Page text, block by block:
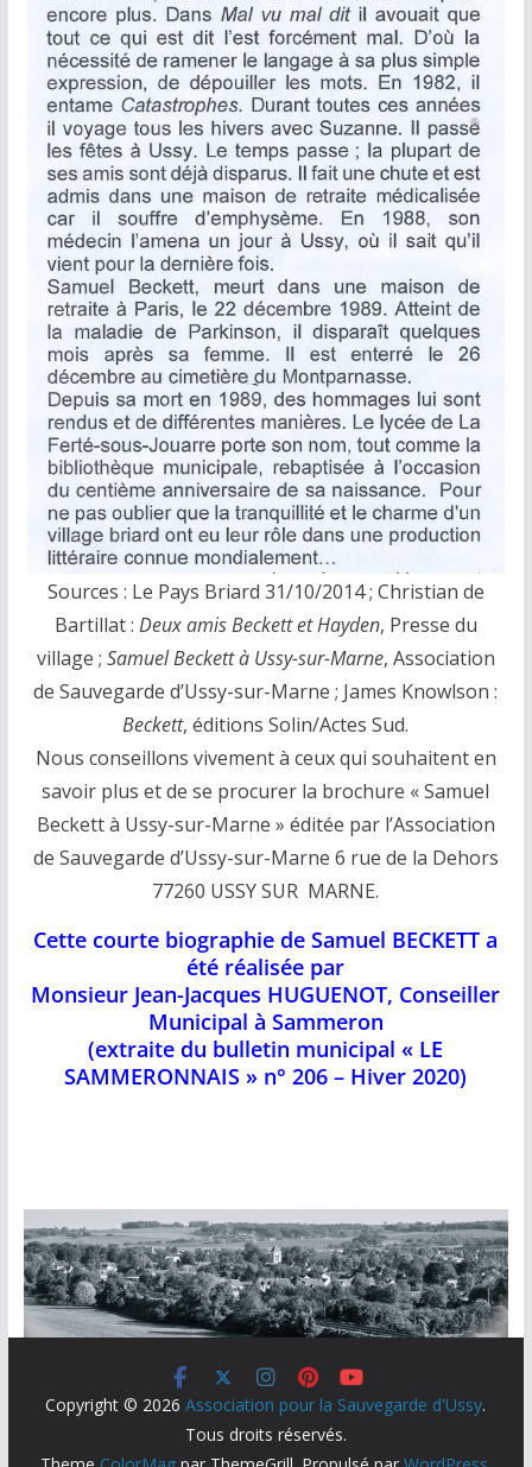
Sources : Le Pays Briard 31/10/2014 ; Christian de
Bartillat : Deux amis Beckett et Hayden, Presse du
village ; Samuel Beckett à Ussy-sur-Marne, Association
de Sauvegarde d’Ussy-sur-Marne ; James Knowlson :
Beckett, éditions Solin/Actes Sud.
Nous conseillons vivement à ceux qui souhaitent en
savoir plus et de se procurer la brochure « Samuel
Beckett à Ussy-sur-Marne » éditée par l’Association
de Sauvegarde d’Ussy-sur-Marne 6 rue de la Dehors
77260 USSY SUR MARNE.
Cette courte biographie de Samuel BECKETT a
été réalisée par
Monsieur Jean-Jacques HUGUENOT, Conseiller
Municipal à Sammeron
(extraite du bulletin municipal « LE
SAMMERONNAIS » n° 206 – Hiver 2020)
Copyright © 2026Association pour la Sauvegarde d'Ussy.
Tous droits réservés.